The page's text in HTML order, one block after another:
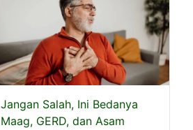
Jangan Salah, Ini Bedanya
Maag, GERD, dan Asam